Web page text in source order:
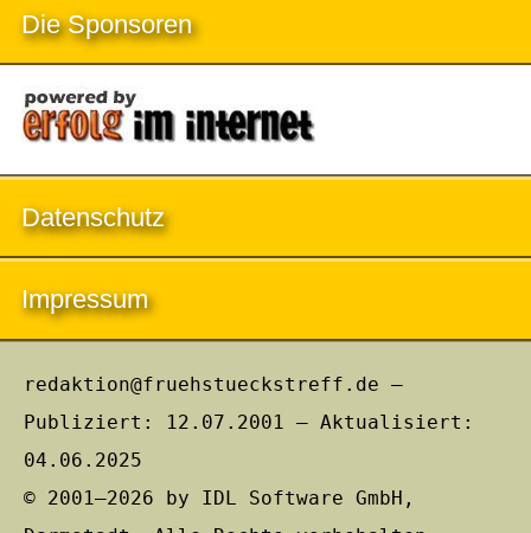
Die Sponsoren
Datenschutz
Impressum
redaktion@fruehstueckstreff.de –
Publiziert: 12.07.2001 – Aktualisiert:
04.06.2025
© 2001–2026 by IDL Software GmbH,